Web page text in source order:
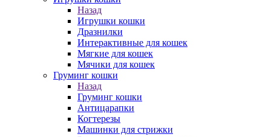
Назад
Игрушки кошки
Дразнилки
Интерактивные для кошек
Мягкие для кошек
Мячики для кошек
Груминг кошки
Назад
Груминг кошки
Антицарапки
Когтерезы
Машинки для стрижки